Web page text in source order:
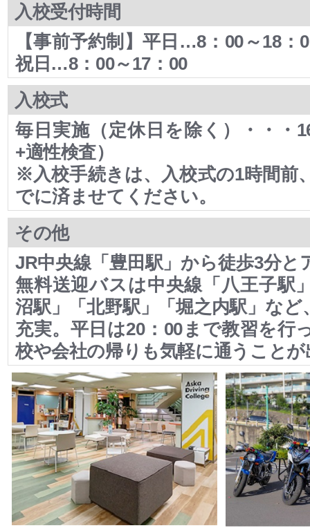
入校受付時間
【事前予約制】平日…8：00～
祝日…8：00～17：00
入校式
毎日実施（定休日を除く）・・・
+適性検査）
※入校手続きは、入校式の1時間前
でに済ませてください。
その他
JR中央線「豊田駅」から徒歩3分と
無料送迎バスは中央線「八王子駅
沼駅」「北野駅」「堀之内駅」など
充実。平日は20：00まで教習を行
校や会社の帰りも気軽に通うこと